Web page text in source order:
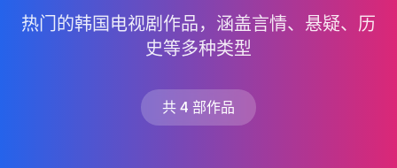
热门的韩国电视剧作品，涵盖言情、悬疑、历
史等多种类型
共 4 部作品